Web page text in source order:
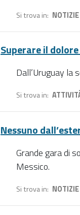
Si trova in NOTIZIE›
Superare il
Dall’Uruguay la
Si trova in
Nessuno
Grande gara di
Messico.
Si trova in NOTIZIE›